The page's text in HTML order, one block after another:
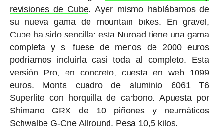
revisiones de Cube. Ayer mismo hablábamos de
su nueva gama de mountain bikes. En gravel,
Cube ha sido sencilla: esta Nuroad tiene una gama
completa y si fuese de menos de 2000 euros
podríamos incluirla casi toda al completo. Esta
versión Pro, en concreto, cuesta en web 1099
euros. Monta cuadro de aluminio 6061 T6
Superlite con horquilla de carbono. Apuesta por
Shimano GRX de 10 piñones y neumáticos
Schwalbe G-One Allround. Pesa 10,5 kilos.